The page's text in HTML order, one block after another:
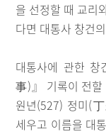
을 선정할 때 교리
다면 대통사 창건
대통사에 관한
事)』 기록이 전
원년(527) 정미(
세우고 이름을 대